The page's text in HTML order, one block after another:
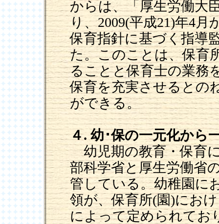
からは、「厚生労働大
り、2009(平成21)年4
保育指針に基づく指導
た。このことは、保育
ることと保育士の業務
保育を充実させるとの
ができる。
４. 幼･保の一元化から
幼児期の教育・保育
部科学省と厚生労働省
管している。幼稚園に
領が、保育所(園)にお
によって定められてお